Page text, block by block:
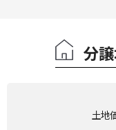
分
土地